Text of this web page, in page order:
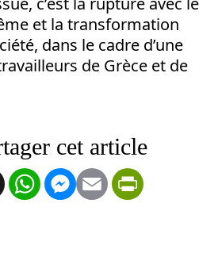
et la transformation
dans le cadre d’une
de Grèce et de
X WhatsApp
Messenger
Email